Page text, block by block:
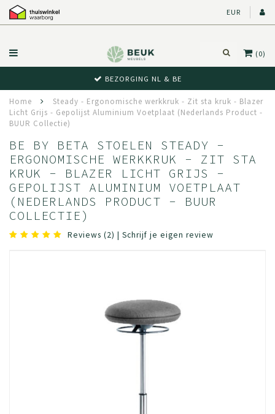
EUR
(0)
BEZORGING NL & BE
Home
Steady - Ergonomische werkkruk - Zit sta kruk - Blazer
Licht Grijs - Gepolijst Aluminium Voetplaat (Nederlands Product -
BUUR Collectie)
BE BY BETA STOELEN STEADY -
ERGONOMISCHE WERKKRUK - ZIT STA
KRUK - BLAZER LICHT GRIJS -
GEPOLIJST ALUMINIUM VOETPLAAT
(NEDERLANDS PRODUCT - BUUR
COLLECTIE)
Reviews (2) | Schrijf je eigen review